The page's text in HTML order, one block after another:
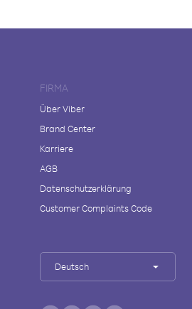
FIRMA
Über Viber
Brand Center
Karriere
AGB
Datenschutzerklärung
Customer Complaints Code
Deutsch